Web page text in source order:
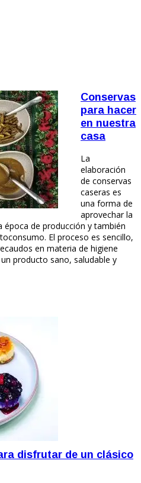
Conservas
para hacer
en nuestra
casa
La
elaboración
de conservas
caseras es
una forma de
aprovechar la
época de producción y también
El proceso es sencillo,
en materia de higiene
producto sano, saludable y
disfrutar de un clásico